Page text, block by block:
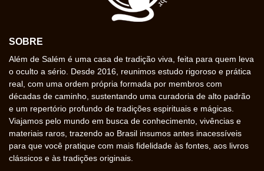
SOBRE
Além de Salém é uma casa de tradição viva, feita para quem leva
o oculto a sério. Desde 2016, reunimos estudo rigoroso e prática
real, com uma ordem própria formada por membros com
décadas de caminho, sustentando uma curadoria de alto padrão
e um repertório profundo de tradições espirituais e mágicas.
Viajamos pelo mundo em busca de conhecimento, vivências e
materiais raros, trazendo ao Brasil insumos antes inacessíveis
para que você pratique com mais fidelidade às fontes, aos livros
clássicos e às tradições originais.